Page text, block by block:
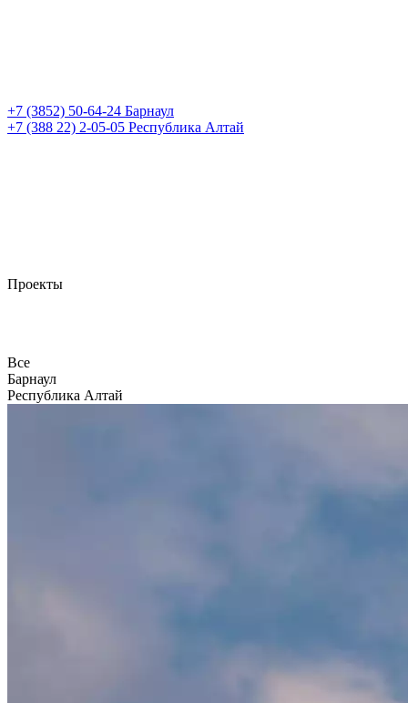
+7 (3852) 50-64-24 Барнаул
+7 (388 22) 2-05-05 Республика Алтай
Проекты
Все
Барнаул
Республика Алтай